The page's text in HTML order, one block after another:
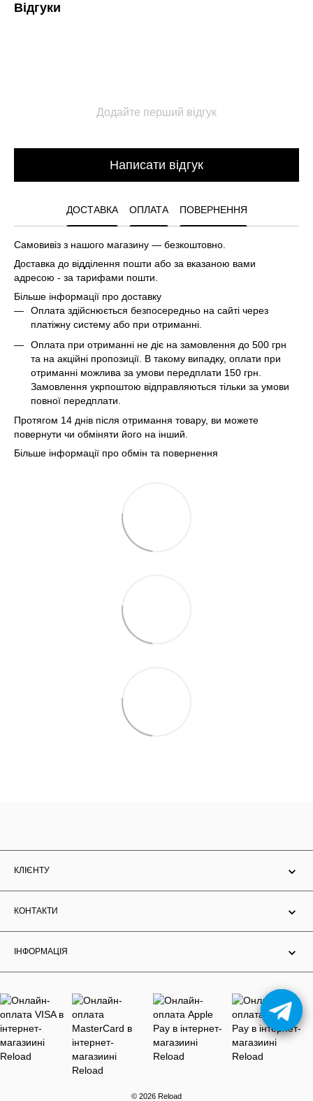
Відгуки
Додайте перший відгук
Написати відгук
ДОСТАВКА ОПЛАТА ПОВЕРНЕННЯ
Самовивіз з нашого магазину — безкоштовно.
Доставка до відділення пошти або за вказаною вами
адресою - за тарифами пошти.
Більше інформації про доставку
Оплата здійснюється безпосередньо на сайті через
платіжну систему або при отриманні.
Оплата при отриманні не діє на замовлення до 500 грн
та на акційні пропозиції. В такому випадку, оплати при
отриманні можлива за умови передплати 150 грн.
Замовлення укрпоштою відправляються тільки за умови
повної передплати.
Протягом 14 днів після отримання товару, ви можете
повернути чи обміняти його на інший.
Більше інформації про обмін та повернення
КЛІЄНТУ
КОНТАКТИ
ІНФОРМАЦІЯ
© 2026 Reload